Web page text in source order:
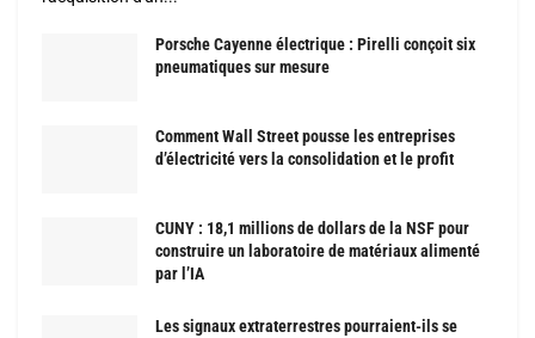
Porsche Cayenne électrique : Pirelli conçoit six
pneumatiques sur mesure
Comment Wall Street pousse les entreprises
d’électricité vers la consolidation et le profit
CUNY : 18,1 millions de dollars de la NSF pour
construire un laboratoire de matériaux alimenté
par l’IA
Les signaux extraterrestres pourraient-ils se